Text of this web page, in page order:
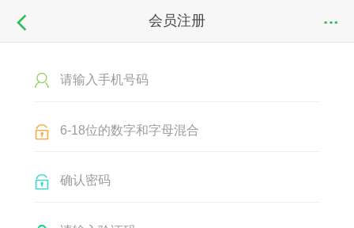
会员注册